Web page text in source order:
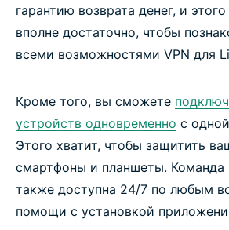
гарантию возврата денег, и
вполне достаточно, чтобы
всеми возможностями VPN для
Кроме того, вы сможете
устройств одновременно с
Этого хватит, чтобы защитить
смартфоны и планшеты. Команда
также доступна 24/7 по любым
помощи с установкой